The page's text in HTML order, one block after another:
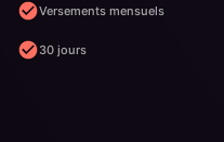
Versements mensuels
30 jours